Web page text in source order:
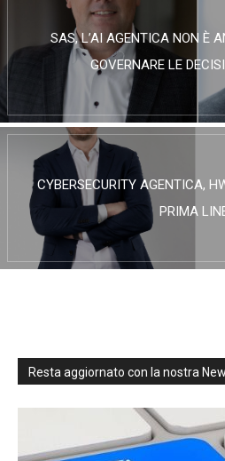
SAS, L’AI AGENTICA NON È
GOVERNARE LE
CYBERSECURITY AGENTICA,
PRIMA
Resta aggiornato con la nostra